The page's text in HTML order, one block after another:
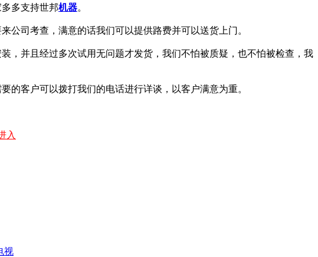
多支持世邦机器。
公司考查，满意的话我们可以提供路费并可以送货上门。
，并且经过多次试用无问题才发货，我们不怕被质疑，也不怕被检查，我
的客户可以拨打我们的电话进行详谈，以客户满意为重。
入
视